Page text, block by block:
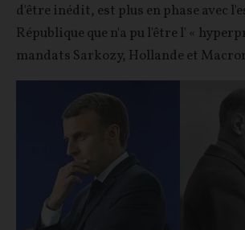
d'être inédit, est plus en phase avec
République que n'a pu l'être l' «
mandats Sarkozy, Hollande et